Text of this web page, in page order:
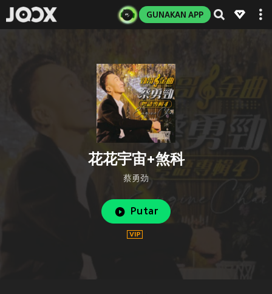
GUNAKAN APP
花花宇宙+煞科
蔡勇劲
Putar